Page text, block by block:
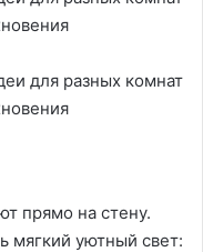
прямо на стену.
мягкий уютный свет: